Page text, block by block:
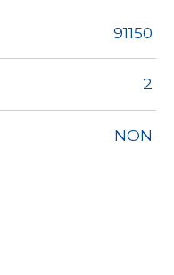
TRAD_ZEPHYR_Valeurs
91150
2
NON